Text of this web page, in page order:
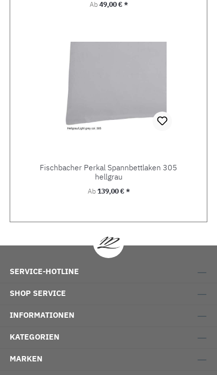
Regulärer Preis:
Ab49,00 € *
Fischbacher Perkal Spannbettlaken 305
hellgrau
Regulärer Preis:
Ab139,00 € *
SERVICE-HOTLINE
SHOP SERVICE
INFORMATIONEN
KATEGORIEN
MARKEN